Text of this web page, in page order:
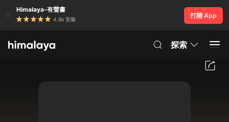
Himalaya-有聲書
4.8k 安裝
打開 App
探索